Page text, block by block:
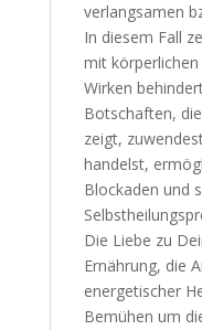
verlangsamen
In diesem Fall
mit
Wirken
Botschaften,
zeigt,
handelst,
Blockaden und
Die Liebe zu
Ernährung, die
energetischer
Bemühen um